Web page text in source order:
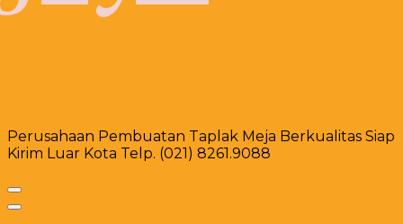
Perusahaan Pembuatan Taplak Meja Berkualitas Siap
Kirim Luar Kota Telp. (021) 8261.9088